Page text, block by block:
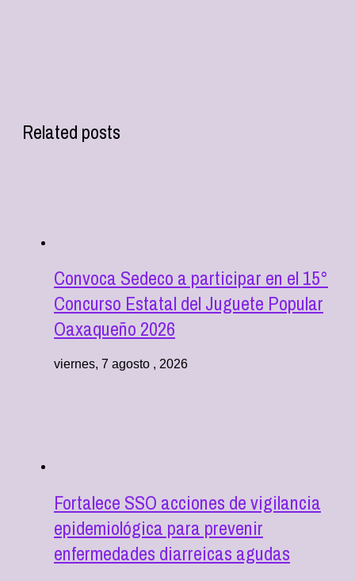
Related posts
Convoca Sedeco a participar en el 15°
Concurso Estatal del Juguete Popular
Oaxaqueño 2026
viernes, 7 agosto , 2026
Fortalece SSO acciones de vigilancia
epidemiológica para prevenir
enfermedades diarreicas agudas